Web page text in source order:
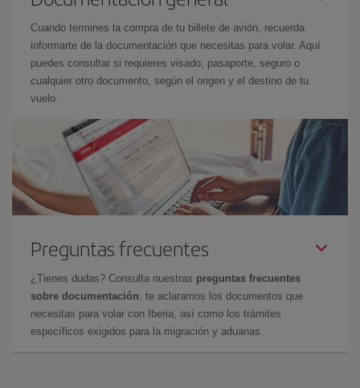
Cuando termines la compra de tu billete de avión, recuerda
informarte de la documentación que necesitas para volar. Aquí
puedes consultar si requieres visado, pasaporte, seguro o
cualquier otro documento, según el origen y el destino de tu
vuelo.
Preguntas frecuentes
¿Tienes dudas? Consulta nuestras preguntas frecuentes
sobre documentación: te aclaramos los documentos que
necesitas para volar con Iberia, así como los trámites
específicos exigidos para la migración y aduanas.